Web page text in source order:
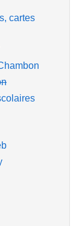
cartes